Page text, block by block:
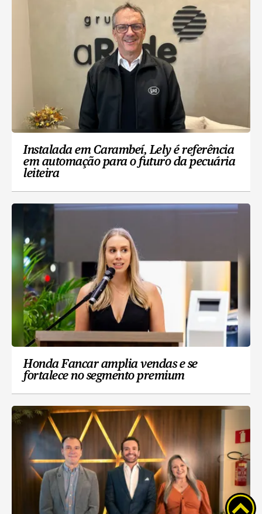
Instalada em Carambeí, Lely é referência
em automação para o futuro da pecuária
leiteira
Honda Fancar amplia vendas e se
fortalece no segmento premium